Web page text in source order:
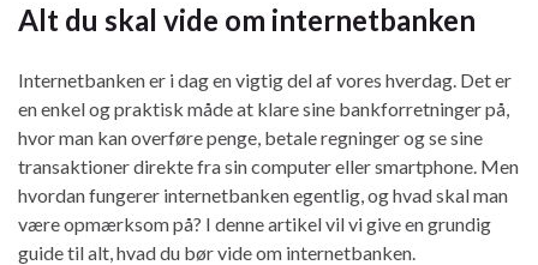
Alt du skal vide om internetbanken
Internetbanken er i dag en vigtig del af vores hverdag. Det er
en enkel og praktisk måde at klare sine bankforretninger på,
hvor man kan overføre penge, betale regninger og se sine
transaktioner direkte fra sin computer eller smartphone. Men
hvordan fungerer internetbanken egentlig, og hvad skal man
være opmærksom på? I denne artikel vil vi give en grundig
guide til alt, hvad du bør vide om internetbanken.